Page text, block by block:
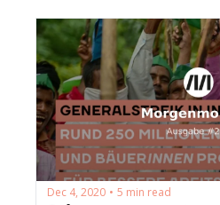
Dec 4, 2020 • 5 min read